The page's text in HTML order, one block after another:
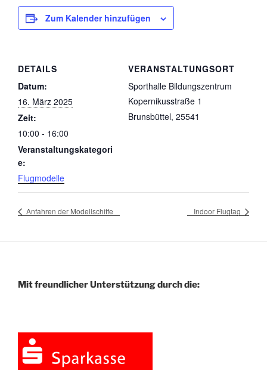
Zum Kalender hinzufügen
DETAILS
Datum:
16. März 2025
Zeit:
10:00 - 16:00
Veranstaltungskategori
e:
Flugmodelle
VERANSTALTUNGSORT
Sporthalle Bildungszentrum
Kopernikusstraße 1
Brunsbüttel, 25541
Anfahren der Modellschiffe Indoor Flugtag
Mit freundlicher Unterstützung durch die: